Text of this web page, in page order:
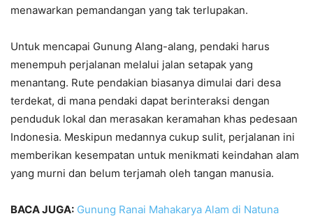
menawarkan pemandangan yang tak terlupakan.
Untuk mencapai Gunung Alang-alang, pendaki harus
menempuh perjalanan melalui jalan setapak yang
menantang. Rute pendakian biasanya dimulai dari desa
terdekat, di mana pendaki dapat berinteraksi dengan
penduduk lokal dan merasakan keramahan khas pedesaan
Indonesia. Meskipun medannya cukup sulit, perjalanan ini
memberikan kesempatan untuk menikmati keindahan alam
yang murni dan belum terjamah oleh tangan manusia.
BACA JUGA: Gunung Ranai Mahakarya Alam di Natuna